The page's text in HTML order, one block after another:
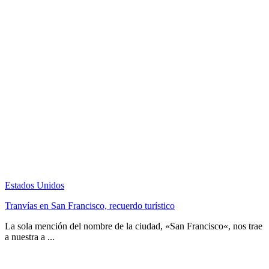
Estados Unidos
Tranvías en San Francisco, recuerdo turístico
La sola mención del nombre de la ciudad, «San Francisco«, nos trae
a nuestra a ...